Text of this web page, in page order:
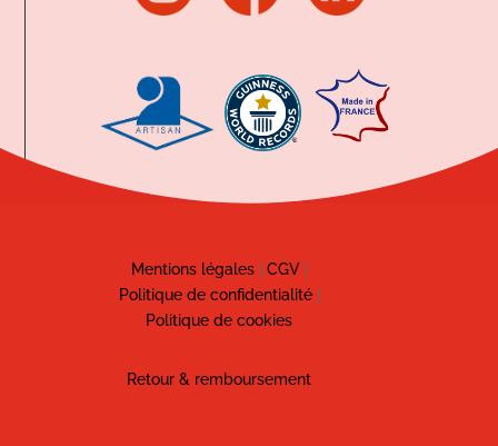
Mentions légales| CGV|
Politique de confidentialité|
Politique de cookies
Retour & remboursement